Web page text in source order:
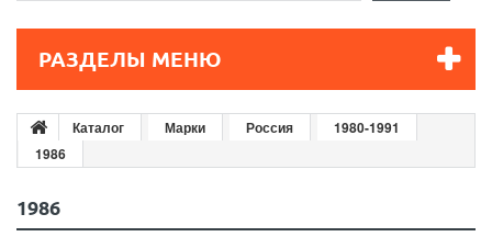
РАЗДЕЛЫ МЕНЮ
Каталог Марки Россия
1980-1991
1986
1986